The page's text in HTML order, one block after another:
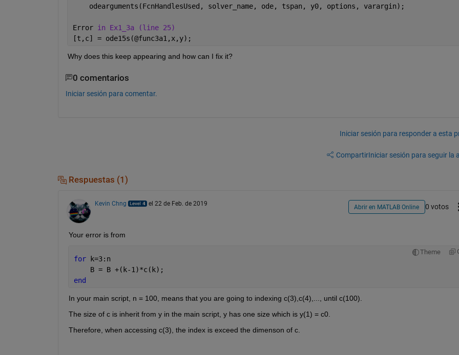
    odearguments(FcnHandlesUsed, solver_name, ode, tspan, y0, options, varargin);
Error in Ex1_3a (line 25)
[t,c] = ode15s(@func3a1,x,y);
Why does this keep appearing and how can I fix it?
0 comentarios
Iniciar sesión para comentar.
Iniciar sesión para responder a esta
CompartirIniciar sesión para seguir la
Respuestas (1)
Kevin Chng el 22 de Feb. de 2019 Abrir en MATLAB Online 0 votos
Your error is from
Theme
for
k=3:n
    B = B +(k-1)*c(k);
end
In your main script, n = 100, means that you are going to indexing c(3),c(4),..., until c(100).
The size of c is inherit from y in the main script, y has one size which is y(1) = c0.
Therefore, when accessing c(3), the index is exceed the dimenson of c.